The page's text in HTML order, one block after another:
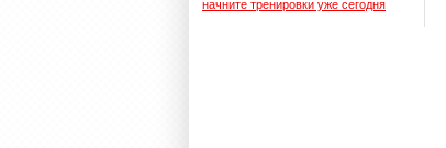
начните тренировки уже сегодня